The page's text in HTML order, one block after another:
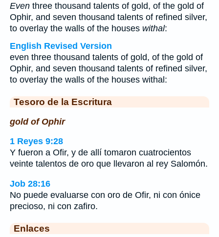
Even three thousand talents of gold, of the gold of
Ophir, and seven thousand talents of refined silver,
to overlay the walls of the houses withal:
English Revised Version
even three thousand talents of gold, of the gold of
Ophir, and seven thousand talents of refined silver,
to overlay the walls of the houses withal:
Tesoro de la Escritura
gold of Ophir
1 Reyes 9:28
Y fueron a Ofir, y de allí tomaron cuatrocientos
veinte talentos de oro que llevaron al rey Salomón.
Job 28:16
No puede evaluarse con oro de Ofir, ni con ónice
precioso, ni con zafiro.
Enlaces